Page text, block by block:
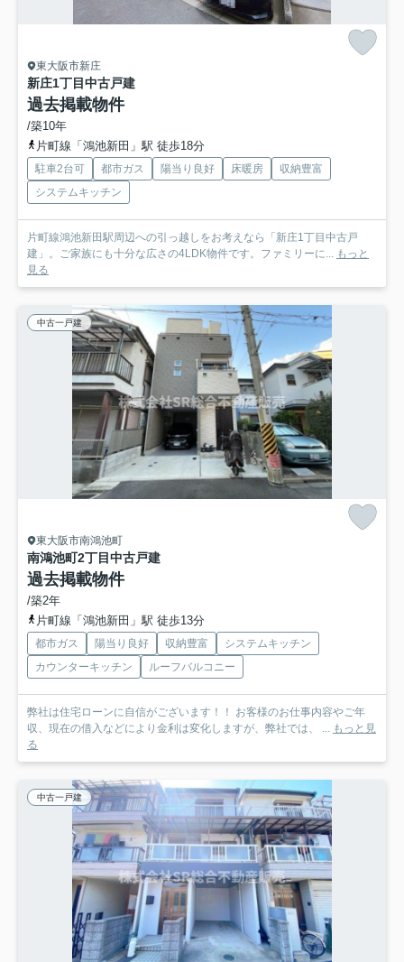
東大阪市新庄
新庄1丁目中古戸建
過去掲載物件
/築10年
片町線「鴻池新田」駅 徒歩18分
駐車2台可 都市ガス 陽当り良好 床暖房
収納豊富
システムキッチン
片町線鴻池新田駅周辺への引っ越しをお考えなら「新庄1丁目中古戸
建」。ご家族にも十分な広さの4LDK物件です。ファミリーに... もっと
見る
中古一戸建
東大阪市南鴻池町
南鴻池町2丁目中古戸建
過去掲載物件
/築2年
片町線「鴻池新田」駅 徒歩13分
都市ガス 陽当り良好 収納豊富
システムキッチン
カウンターキッチン
ルーフバルコニー
弊社は住宅ローンに自信がございます！！ お客様のお仕事内容やご年
収、現在の借入などにより金利は変化しますが、弊社では、 ... もっと見
る
中古一戸建